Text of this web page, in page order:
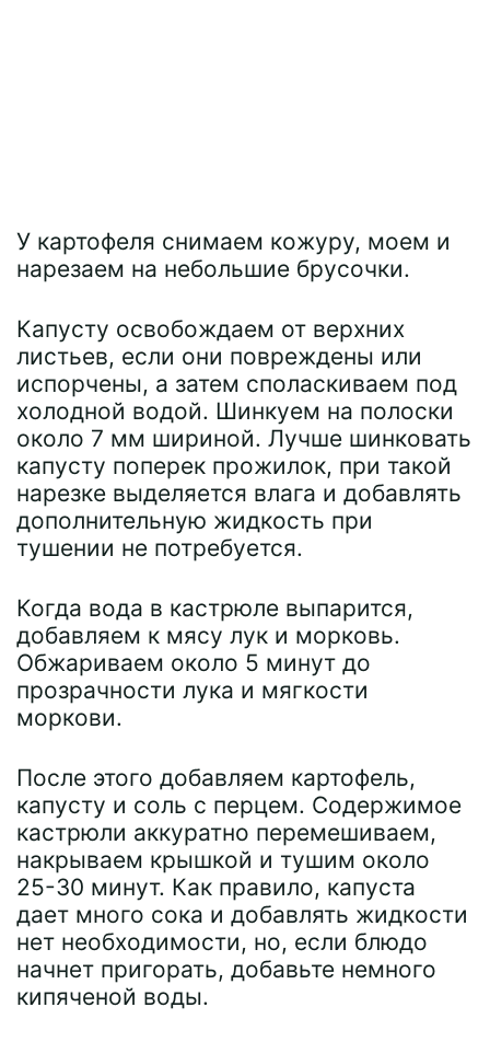
У картофеля снимаем кожуру, моем и
нарезаем на небольшие брусочки.
Капусту освобождаем от верхних
листьев, если они повреждены или
испорчены, а затем споласкиваем под
холодной водой. Шинкуем на полоски
около 7 мм шириной. Лучше шинковать
капусту поперек прожилок, при такой
нарезке выделяется влага и добавлять
дополнительную жидкость при
тушении не потребуется.
Когда вода в кастрюле выпарится,
добавляем к мясу лук и морковь.
Обжариваем около 5 минут до
прозрачности лука и мягкости
моркови.
После этого добавляем картофель,
капусту и соль с перцем. Содержимое
кастрюли аккуратно перемешиваем,
накрываем крышкой и тушим около
25-30 минут. Как правило, капуста
дает много сока и добавлять жидкости
нет необходимости, но, если блюдо
начнет пригорать, добавьте немного
кипяченой воды.